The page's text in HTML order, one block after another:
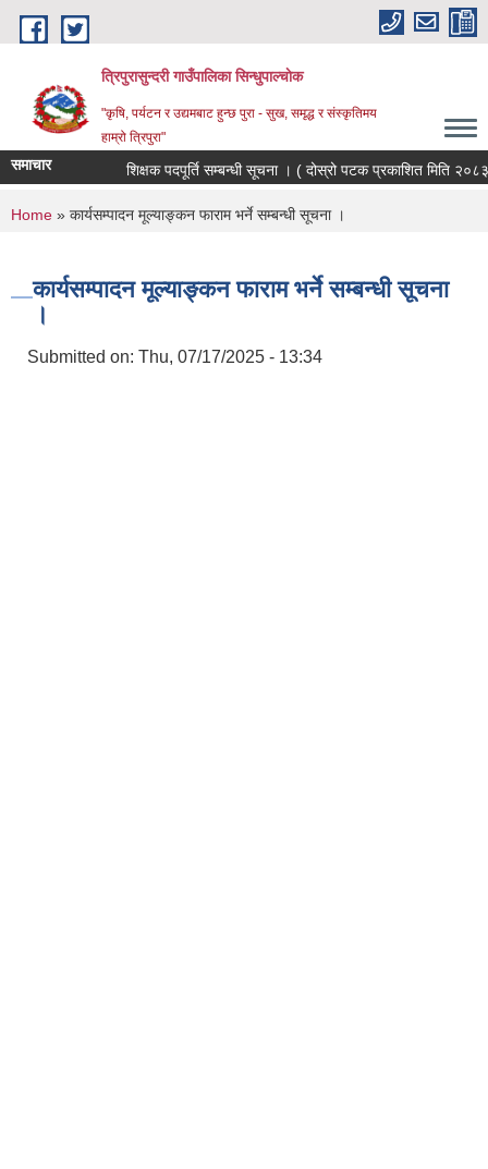
Skip to main content
त्रिपुरासुन्दरी गाउँपालिका सिन्धुपाल्चाेक
"कृषि, पर्यटन र उद्यमबाट हुन्छ पुरा - सुख, समृद्ध र संस्कृतिमय
हाम्रो त्रिपुरा"
समाचार शिक्षक पदपूर्ति सम्बन्धी सूचना । ( दोस्रो पटक प्रकाशित मिति २०८३/
You are here
Home » कार्यसम्पादन मूल्याङ्कन फाराम भर्ने सम्बन्धी सूचना ।
कार्यसम्पादन मूल्याङ्कन फाराम भर्ने सम्बन्धी सूचना
।
Submitted on: Thu, 07/17/2025 - 13:34